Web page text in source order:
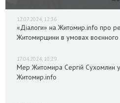
12.07.2024, 12:36
«Діалоги» на Житомир.info про
Житомирщини в умовах воєнного
17.04.2024, 10:29
Мер Житомира Сергій Сухомлин
Житомир.info